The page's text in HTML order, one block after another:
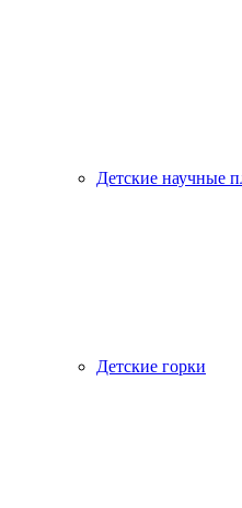
Детские научные
Детские горки